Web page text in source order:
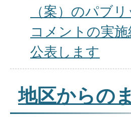
（案）のパブリ
コメントの実施
公表します
地区からの